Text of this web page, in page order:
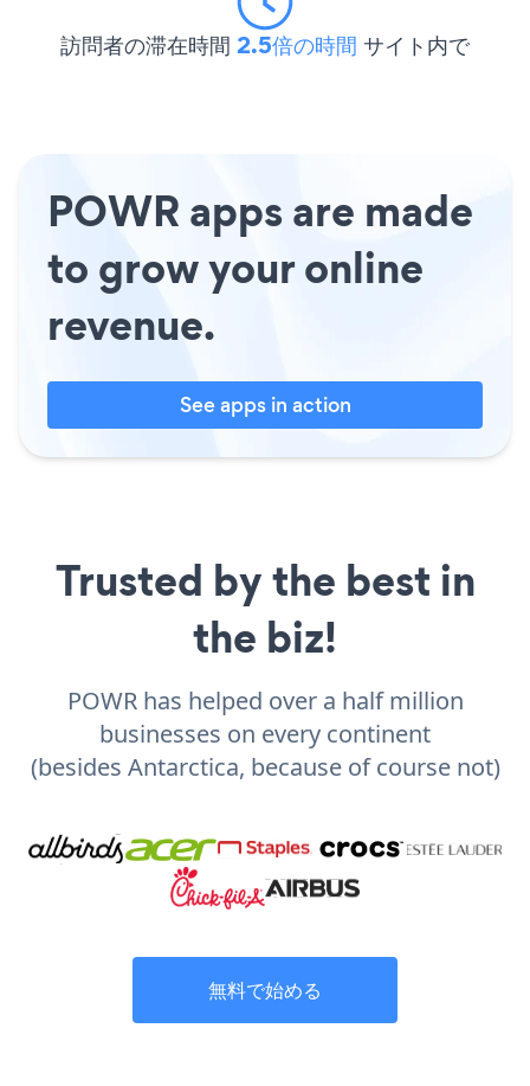
訪問者の滞在時間 2.5倍の時間 サイト内で
POWR apps are made
to grow your online
revenue.
See apps in action
Trusted by the best in
the biz!
POWR has helped over a half million
businesses on every continent
(besides Antarctica, because of course not)
無料で始める